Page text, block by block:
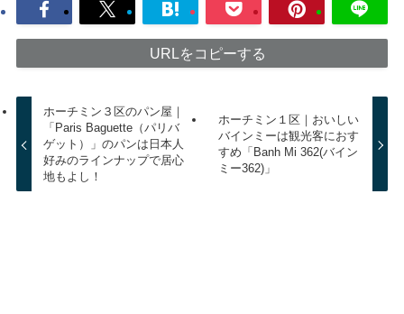
URLをコピーする
ホーチミン３区のパン屋｜
「Paris Baguette（パリバ
ゲット）」のパンは日本人
好みのラインナップで居心
地もよし！
ホーチミン１区｜おいしい
バインミーは観光客におす
すめ「Banh Mi 362(バイン
ミー362)」